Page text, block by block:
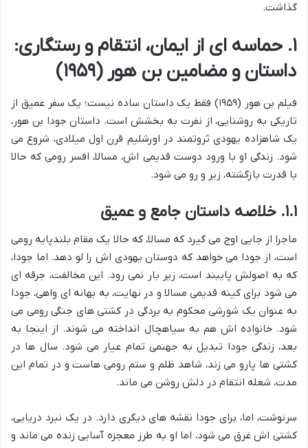
گذاشت.
۱. حماسه ای از ایمان، انتقام و رستگاری:
داستان و مضامین بن هور (۱۹۵۹)
فیلم بن هور (۱۹۵۹) فقط یک داستان ساده نیست؛ یک سفر عمیق از
تاریکی به روشنایی، از نفرت به بخشش است. داستان جودا بن هور،
یک شاهزاده یهودی ثروتمند در اورشلیم قرن اول میلادی، شروع می
شود. زندگی او با ورود دوست قدیمی اش، مسالا، افسر رومی که حالا
با قدرت بازگشته، زیر و رو می شود.
۱.۱. خلاصه داستان جامع و عمیق
ماجرا از جایی اوج می گیرد که مسالا، که حالا یک مقام بلندپایه رومی
است، از جودا می خواهد که دوستان یهودی اش را لو دهد. اما جودا،
که به اصولش پایبند است، زیر بار نمی رود. این مخالفت، جرقه ای
می شود برای کینه قدیمی مسالا و در نهایت، به بهانه ای واهی، جودا
به عنوان یک شورشی محکوم به بردگی در کشتی های جنگی رومی می
شود. خانواده اش هم به سیاهچال انداخته می شوند. از اینجا به
بعد، زندگی جودا تبدیل به جهنمی تمام عیار می شود. سال ها در
کشتی ها پارو می زند، شاهد ظلم و ستم رومی هاست و در تمام این
مدت، شعله انتقام در دلش روشن می ماند.
سرنوشت، اما، برای جودا نقشه های دیگری دارد. در یک نبرد دریایی،
کشتی اش غرق می شود، اما او به طرز معجزه آسایی زنده می ماند و